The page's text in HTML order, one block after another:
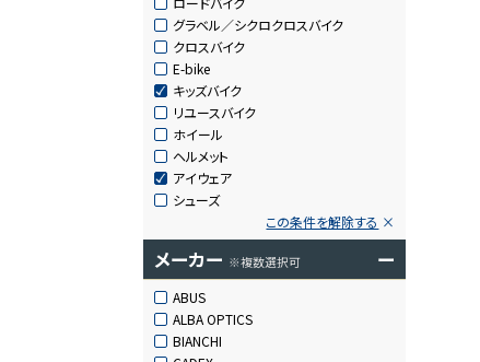
グラベル／シクロクロスバイク
クロスバイク
E-bike
キッズバイク
リユースバイク
ホイール
ヘルメット
アイウェア
シューズ
この条件を解除する
メーカー ※複数選択可 ー
ABUS
ALBA OPTICS
BIANCHI